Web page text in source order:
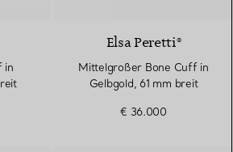
in
Elsa Peretti®
Mittelgroßer Bone Cuff in
Gelbgold, 61 mm breit
€ 36.000